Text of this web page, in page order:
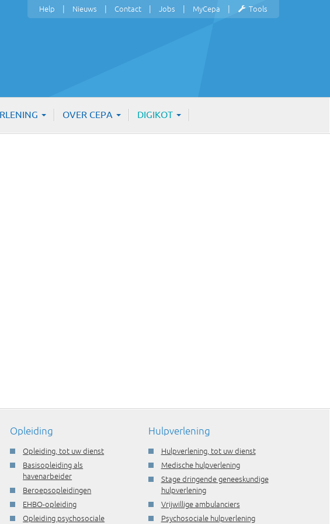
Help Nieuws Contact Jobs MyCepa Tools
OVER CEPA DIGIKOT
Opleiding
Opleiding, tot uw dienst
Basisopleiding als
havenarbeider
Beroepsopleidingen
EHBO-opleiding
Opleiding psychosociale
Hulpverlening
Hulpverlening, tot uw dienst
Medische hulpverlening
Stage dringende geneeskundige
hulpverlening
Vrijwillige ambulanciers
Psychosociale hulpverlening